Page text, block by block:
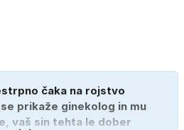
čaka na rojstvo
prikaže ginekolog in mu
vaš sin tehta le dober